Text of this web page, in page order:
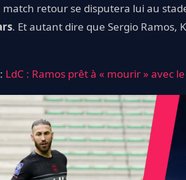
retour se disputera lui au
. Et autant dire que Sergio Ramos,
LdC : Ramos prêt à « mourir » avec